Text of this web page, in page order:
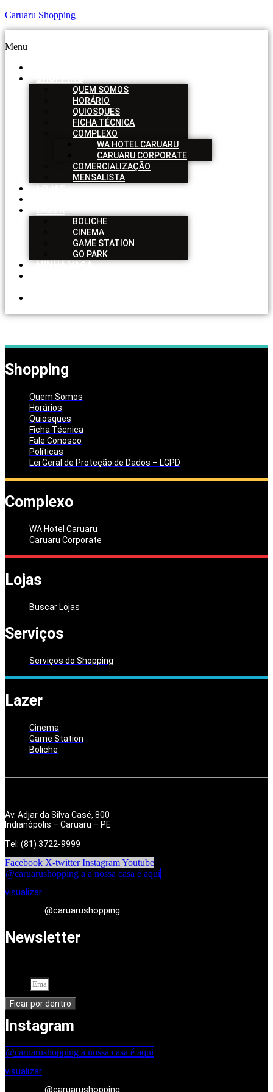
Caruaru Shopping
Menu
SHOPPING
QUEM SOMOS
HORÁRIO
QUIOSQUES
FICHA TÉCNICA
COMPLEXO
WA HOTEL CARUARU
CARUARU CORPORATE
COMERCIALIZAÇÃO
MENSALISTA
LOJAS
LAZER
BOLICHE
CINEMA
GAME STATION
GO PARK
MINHA VAGA
Shopping
Quem Somos
Horários
Quiosques
Ficha Técnica
Fale Conosco
Políticas
Lei Geral de Proteção de Dados – LGPD
Complexo
WA Hotel Caruaru
Caruaru Corporate
Lojas
Buscar Lojas
Serviços
Serviços do Shopping
Lazer
Cinema
Game Station
Boliche
Av. Adjar da Silva Casé, 800
Indianópolis – Caruaru – PE
Tel: (81) 3722-9999
Facebook X-twitter InstagramYoutube
@caruarushopping a a nossa casa é aqui
visualizar
@caruarushopping
Newsletter
Ficar por dentro
Instagram
@caruarushopping a nossa casa é aqui
visualizar
@caruarushopping